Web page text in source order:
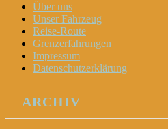
Über uns
Unser Fahrzeug
Reise-Route
Grenzerfahrungen
Impressum
Datenschutzerklärung
ARCHIV